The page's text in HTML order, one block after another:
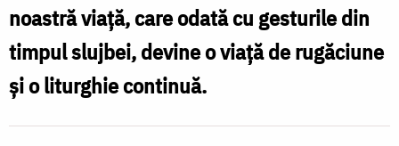
noastră viață, care odată cu gesturile din
timpul slujbei, devine o viață de rugăciune
și o liturghie continuă.